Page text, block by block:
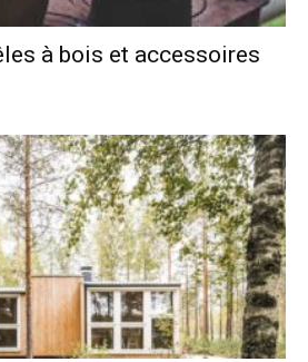
à bois et accessoires